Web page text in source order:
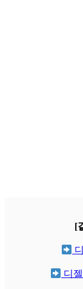
[
디